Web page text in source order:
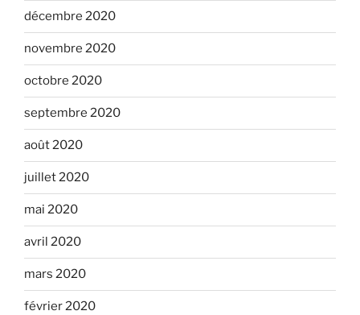
décembre 2020
novembre 2020
octobre 2020
septembre 2020
août 2020
juillet 2020
mai 2020
avril 2020
mars 2020
février 2020